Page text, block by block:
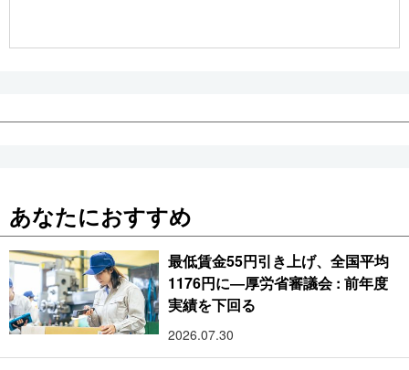
あなたにおすすめ
最低賃金55円引き上げ、全国平均
1176円に―厚労省審議会 : 前年度
実績を下回る
2026.07.30